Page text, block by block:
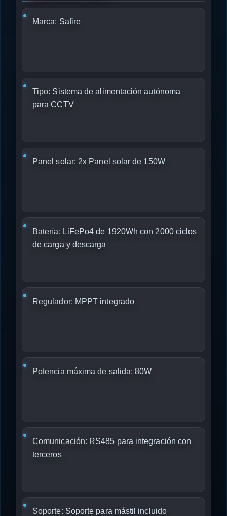
Marca: Safire
Tipo: Sistema de alimentación autónoma
para CCTV
Panel solar: 2x Panel solar de 150W
Batería: LiFePo4 de 1920Wh con 2000 ciclos
de carga y descarga
Regulador: MPPT integrado
Potencia máxima de salida: 80W
Comunicación: RS485 para integración con
terceros
Soporte: Soporte para mástil incluido